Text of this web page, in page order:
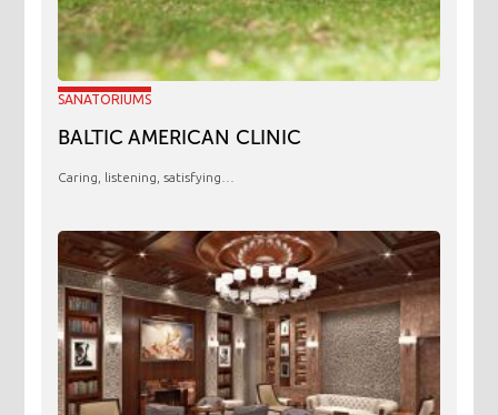
SANATORIUMS
BALTIC AMERICAN CLINIC
Caring, listening, satisfying…